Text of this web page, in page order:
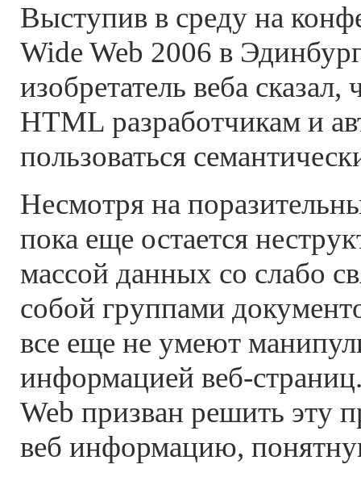
Выступив в среду на
Wide Web 2006 в
изобретатель веба
HTML разработчикам и
пользоваться
Несмотря на
пока еще остается
массой данных со слабо
собой группами
все еще не умеют
информацией веб-
Web призван решить эту
веб информацию,